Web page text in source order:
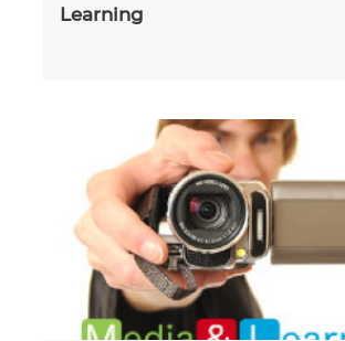
Learning